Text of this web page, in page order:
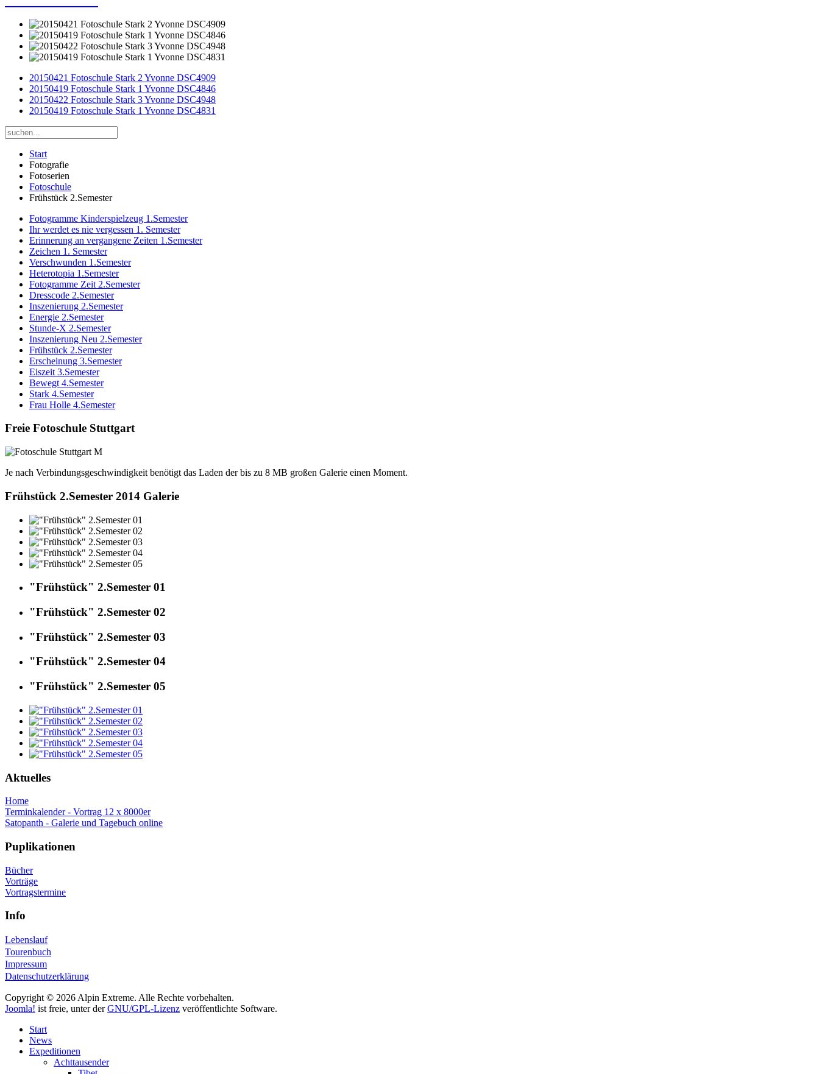
20150421 Fotoschule Stark 2 Yvonne DSC4909
20150419 Fotoschule Stark 1 Yvonne DSC4846
20150422 Fotoschule Stark 3 Yvonne DSC4948
20150419 Fotoschule Stark 1 Yvonne DSC4831
Start
Fotografie
Fotoserien
Fotoschule
Frühstück 2.Semester
Fotogramme Kinderspielzeug 1.Semester
Ihr werdet es nie vergessen 1. Semester
Erinnerung an vergangene Zeiten 1.Semester
Zeichen 1. Semester
Verschwunden 1.Semester
Heterotopia 1.Semester
Fotogramme Zeit 2.Semester
Dresscode 2.Semester
Inszenierung 2.Semester
Energie 2.Semester
Stunde-X 2.Semester
Inszenierung Neu 2.Semester
Frühstück 2.Semester
Erscheinung 3.Semester
Eiszeit 3.Semester
Bewegt 4.Semester
Stark 4.Semester
Frau Holle 4.Semester
Freie Fotoschule Stuttgart
Je nach Verbindungsgeschwindigkeit benötigt das Laden der bis zu 8 MB großen Galerie einen Moment.
Frühstück 2.Semester 2014 Galerie
"Frühstück" 2.Semester 01
"Frühstück" 2.Semester 02
"Frühstück" 2.Semester 03
"Frühstück" 2.Semester 04
"Frühstück" 2.Semester 05
Aktuelles
Home
Terminkalender - Vortrag 12 x 8000er
Satopanth - Galerie und Tagebuch online
Puplikationen
Bücher
Vorträge
Vortragstermine
Info
Lebenslauf
Tourenbuch
Impressum
Datenschutzerklärung
Copyright © 2026 Alpin Extreme. Alle Rechte vorbehalten.
Joomla! ist freie, unter derGNU/GPL-Lizenz veröffentlichte Software.
Start
News
Expeditionen
Achttausender